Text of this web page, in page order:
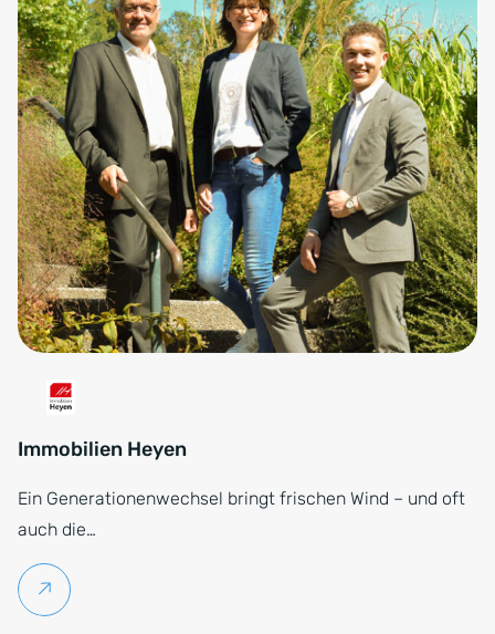
Immobilien Heyen
Ein Generationenwechsel bringt frischen Wind – und oft
auch die…
Weiterlesen